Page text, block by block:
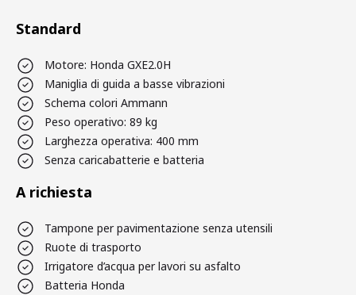
Standard
Motore: Honda GXE2.0H
Maniglia di guida a basse vibrazioni
Schema colori Ammann
Peso operativo: 89 kg
Larghezza operativa: 400 mm
Senza caricabatterie e batteria
A richiesta
Tampone per pavimentazione senza utensili
Ruote di trasporto
Irrigatore d’acqua per lavori su asfalto
Batteria Honda